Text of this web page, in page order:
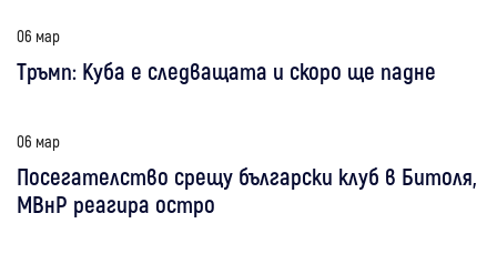
06 мар
Тръмп: Куба е следващата и скоро ще падне
06 мар
Посегателство срещу български клуб в Битоля,
МВнР реагира остро